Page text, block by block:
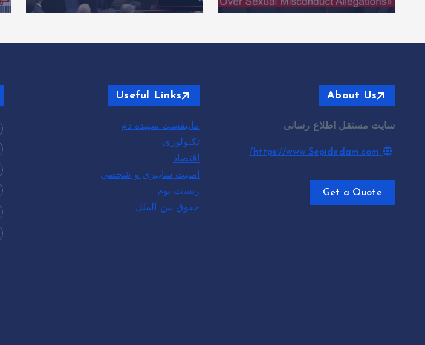
About Us
سایت مستقل اطلاع رسانی
Get a Quote
Useful Links
مانیفست سپیده دم
تکنولوژی
اقتصاد
امنیت سایبری و شخصی
زیست بوم
حقوق بین الملل